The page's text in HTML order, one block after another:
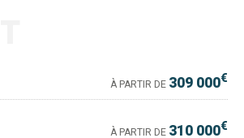
À PARTIR DE 309 000€
À PARTIR DE 310 000€